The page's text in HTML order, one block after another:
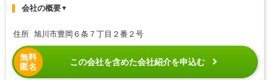
会社の概要▼
住所 旭川市豊岡６条７丁目２番２号
無料
匿名
この会社を含めた会社紹介を申込む